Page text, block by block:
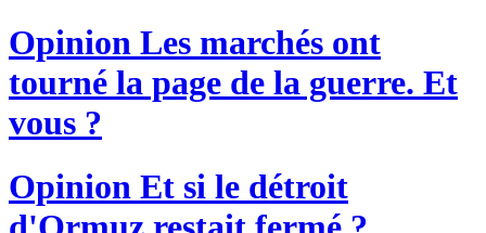
Opinion Les marchés ont
tourné la page de la guerre. Et
vous ?
Opinion Et si le détroit